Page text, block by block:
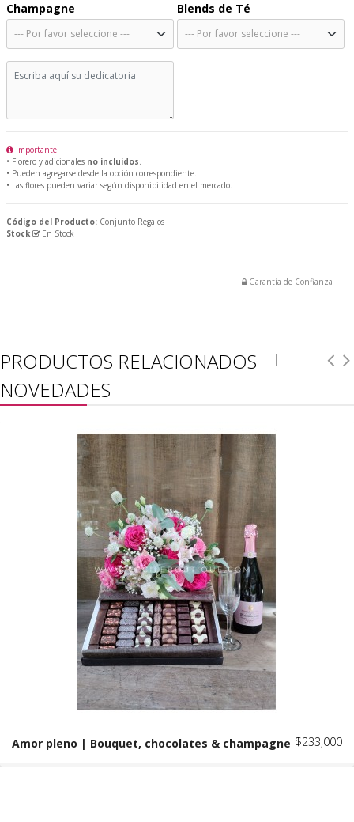
Champagne Blends de Té
Importante
• Florero y adicionales no incluidos.
• Pueden agregarse desde la opción correspondiente.
• Las flores pueden variar según disponibilidad en el mercado.
Código del Producto: Conjunto Regalos
Stock
En Stock
Garantía de Confianza
PRODUCTOS RELACIONADOS
NOVEDADES
Amor pleno | Bouquet, chocolates & champagne $233,000